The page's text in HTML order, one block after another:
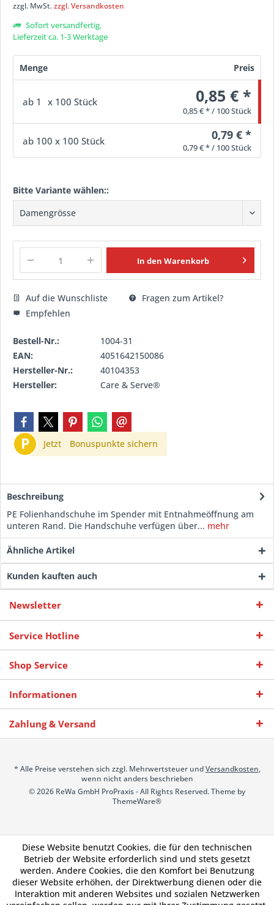
zzgl. MwSt.zzgl. Versandkosten
Sofort versandfertig,
Lieferzeit ca. 1-3 Werktage
Menge Preis
ab 1 x 100 Stück 0,85 € *
0,85 € * / 100 Stück
ab 100 x 100 Stück 0,79 € *
0,79 € * / 100 Stück
Bitte Variante wählen::
In den Warenkorb
Auf die Wunschliste
Fragen zum Artikel?
Empfehlen
Bestell-Nr.:
1004-31
EAN:
4051642150086
Hersteller-Nr.:
40104353
Hersteller:
Care & Serve®
P Jetzt Bonuspunkte sichern
Beschreibung
PE Folienhandschuhe im Spender mit Entnahmeöffnung am
unteren Rand. Die Handschuhe verfügen über... mehr
Ähnliche Artikel
Kunden kauften auch
Newsletter
Service Hotline
Shop Service
Informationen
Zahlung & Versand
* Alle Preise verstehen sich zzgl. Mehrwertsteuer undVersandkosten,
wenn nicht anders beschrieben
© 2026 ReWa GmbH ProPraxis - All Rights Reserved. Theme by
ThemeWare®
Diese Website benutzt Cookies, die für den technischen
Betrieb der Website erforderlich sind und stets gesetzt
werden. Andere Cookies, die den Komfort bei Benutzung
dieser Website erhöhen, der Direktwerbung dienen oder die
Interaktion mit anderen Websites und sozialen Netzwerken